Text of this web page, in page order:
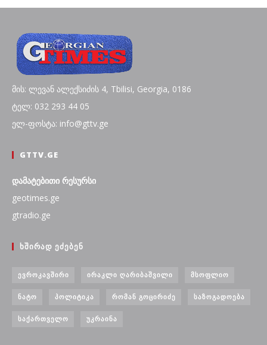
მის: ლევან ალექსიძის 4, Tbilisi, Georgia, 0186
ტელ: 032 293 44 05
ელ-ფოსტა: info@gttv.ge
GTTV.GE
დამატებითი რესურსი
geotimes.ge
gtradio.ge
ᲮᲨᲘᲠᲐᲓ ᲔᲫᲔᲑᲔᲜ
ᲔᲕᲠᲝᲙᲐᲕᲨᲘᲠᲘ ᲘᲠᲐᲙᲚᲘ ᲦᲐᲠᲘᲑᲐᲨᲕᲘᲚᲘ ᲛᲡᲝᲤᲚᲘᲝ
ᲜᲐᲢᲝ ᲞᲝᲚᲘᲢᲘᲙᲐ ᲠᲝᲛᲐᲜ ᲒᲝᲪᲘᲠᲘᲫᲔ ᲡᲐᲖᲝᲒᲐᲓᲝᲔᲑᲐ
ᲡᲐᲥᲐᲠᲗᲕᲔᲚᲝ ᲣᲙᲠᲐᲘᲜᲐ